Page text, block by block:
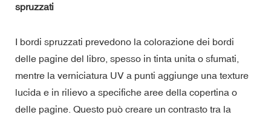
spruzzati
I bordi spruzzati prevedono la colorazione dei bordi
delle pagine del libro, spesso in tinta unita o sfumati,
mentre la verniciatura UV a punti aggiunge una texture
lucida e in rilievo a specifiche aree della copertina o
delle pagine. Questo può creare un contrasto tra la